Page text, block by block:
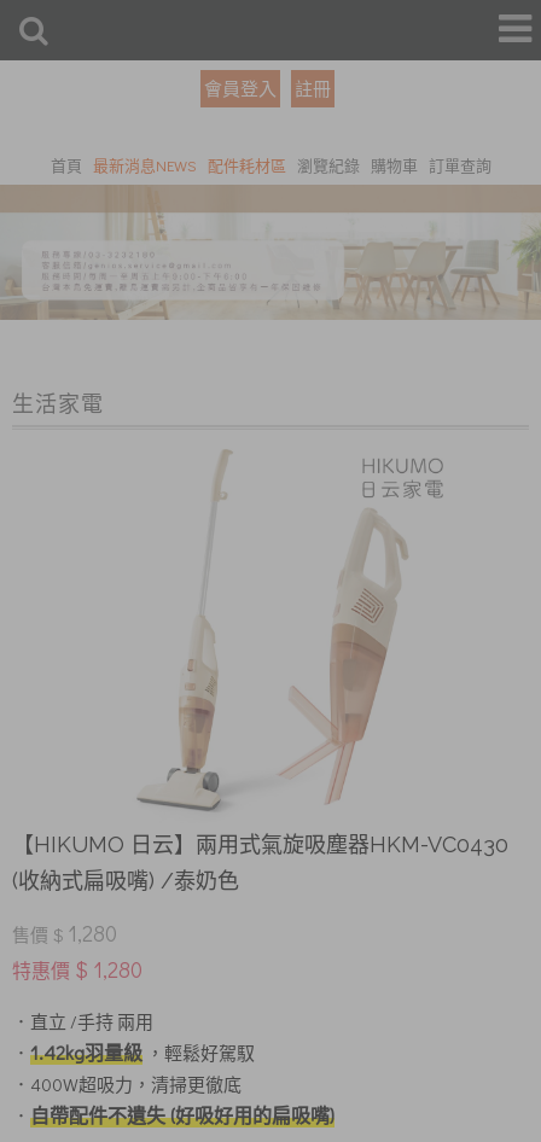
會員登入 註冊
首頁 最新消息NEWS 配件耗材區 瀏覽紀錄 購物車 訂單查詢
生活家電
【HIKUMO 日云】兩用式氣旋吸塵器HKM-VC0430
(收納式扁吸嘴) /泰奶色
售價 $ 1,280
特惠價 $ 1,280
．直立 /手持 兩用
． 1.42kg羽量級 ，輕鬆好駕馭
．400W超吸力，清掃更徹底
． 自帶配件不遺失 (好吸好用的扁吸嘴)